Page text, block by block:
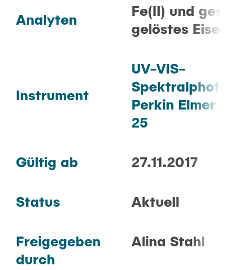
Analyten
Fe(II) und
gelöstes Eisen
Instrument
UV-VIS-
Perkin Elmer
25
Gültig ab 27.11.2017
Status Aktuell
Freigegeben
durch
Alina Stahl